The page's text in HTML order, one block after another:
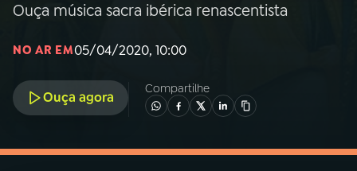
04 PROGRAMAS
Ouça música sacra ibérica renascentista
NO AR EM05/04/2020, 10:00
Ouça agora
Compartilhe